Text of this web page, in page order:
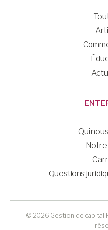
Qui
Questions
© 2026 Gestion de capital